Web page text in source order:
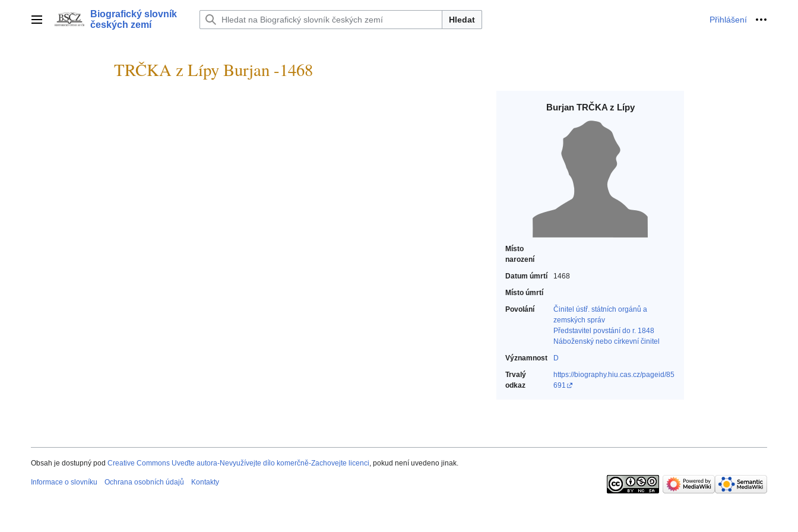
Hlavní menu
Biografický slovník
českých zemí
Hledat Přihlášení Osobní
TRČKA z Lípy Burjan -1468
Burjan TRČKA z Lípy
Místo
narození
Datum úmrtí
1468
Místo úmrtí
Povolání
Činitel ústř. státních orgánů a
zemských správ‎
Představitel povstání do r. 1848‎
Náboženský nebo církevní činitel‎
Významnost
D
Trvalý
odkaz
https://biography.hiu.cas.cz/pageid/85
691
Obsah je dostupný pod Creative Commons Uveďte autora-Nevyužívejte dílo komerčně-Zachovejte licenci, pokud není uvedeno jinak.
Informace o slovníku Ochrana osobních údajů Kontakty